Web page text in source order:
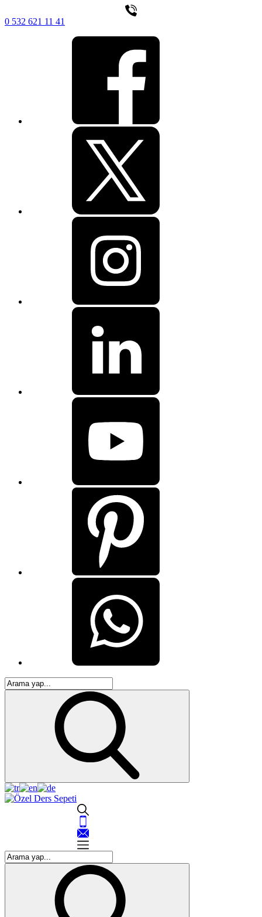
0 532 621 11 41